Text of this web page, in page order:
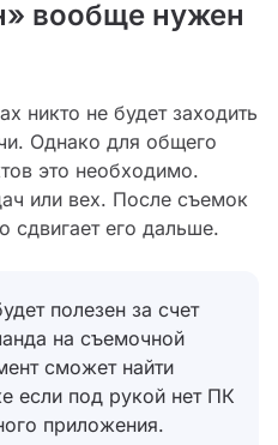
вообще нужен
никто не будет заходить
Однако для общего
это необходимо.
или вех. После съемок
сдвигает его дальше.
полезен за счет
на съемочной
сможет найти
если под рукой нет ПК
приложения.